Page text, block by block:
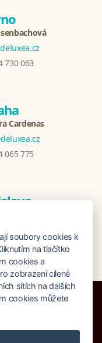
730 063
Cardenas
065 775
548 908
000 Kč
soubory cookies k
na tlačítko
cookies a
zobrazení cílené
sítích na dalších
cookies můžete